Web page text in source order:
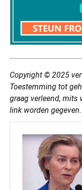
Copyright © 2025
Toestemming tot
graag verleend, mits
link worden gegeven.